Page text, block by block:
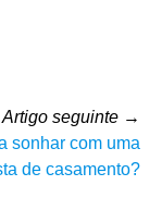
Artigo seguinte →
sonhar com uma
de casamento?